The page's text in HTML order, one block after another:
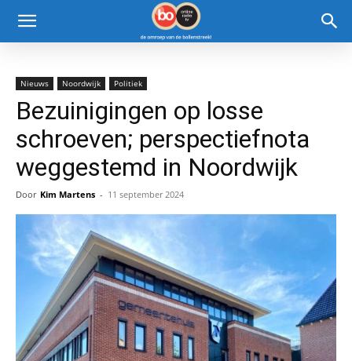
Nieuws Noordwijk Politiek
Bezuinigingen op losse
schroeven; perspectiefnota
weggestemd in Noordwijk
Door Kim Martens - 11 september 2024